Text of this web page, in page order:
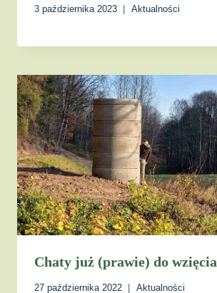
3 października 2023 Aktualności
Chaty już (prawie) do wzięcia
27 października 2022 Aktualności